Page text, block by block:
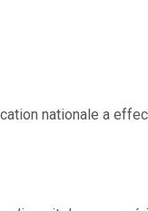
nationale a